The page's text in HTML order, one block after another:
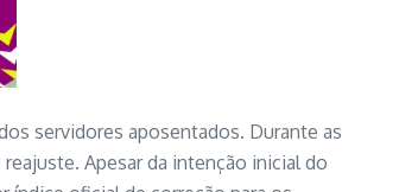
servidores aposentados. Durante as
Apesar da intenção inicial do